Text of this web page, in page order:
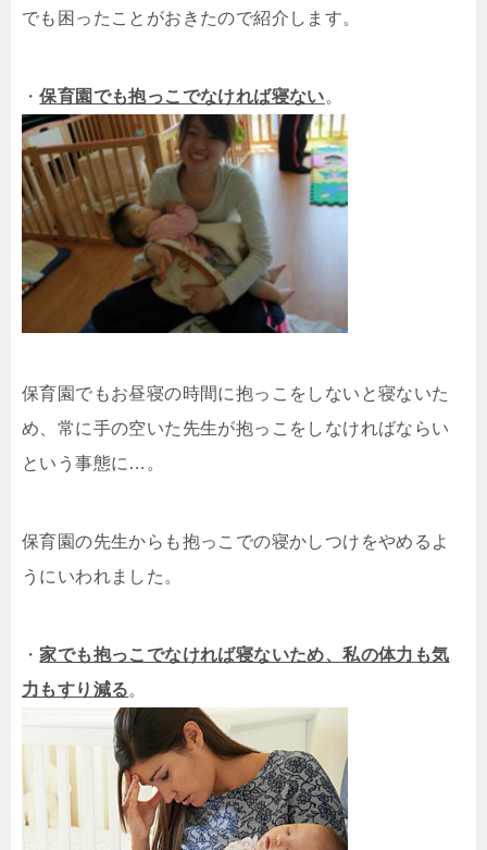
でも困ったことがおきたので紹介します。
・保育園でも抱っこでなければ寝ない。
保育園でもお昼寝の時間に抱っこをしないと寝ないた
め、常に手の空いた先生が抱っこをしなければならい
という事態に…。
保育園の先生からも抱っこでの寝かしつけをやめるよ
うにいわれました。
・ 家でも抱っこでなければ寝ないため、私の体力も気
力もすり減る。